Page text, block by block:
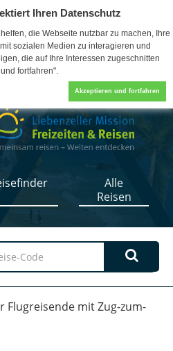
Ihren Datenschutz
die Webseite nutzbar zu machen, Ihre
sozialen Medien zu interagieren und
die auf Ihre Interessen zugeschnitten
fortfahren".
Akzeptieren und fortfahren
0
Alle
Reisen
mit Zug-zum-